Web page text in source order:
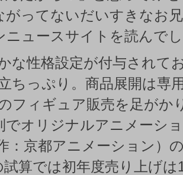
がってないだいすきなお
ニュースサイトを読んで
な性格設定が付与されて
ちっぷり。商品展開は専
フィギュア販売を足がか
でオリジナルアニメーシ
：京都アニメーション）
試算では初年度売り上げは